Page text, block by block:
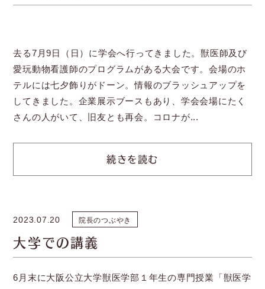
去る7月9日（日）に学会へ行ってきました。獣医師及び
愛玩動物看護師のプログラムがある大会です。会場のホ
テルには七夕飾りがドーン。情報のブラッシュアップを
してきました。企業展示ブースもあり、学会会場にたく
さんの人がいて、旧友とも再会。コロナが...
続きを読む
2023.07.20 院長のつぶやき
大学での講義
6月末に大阪公立大学獣医学部１年生の専門授業「獣医学